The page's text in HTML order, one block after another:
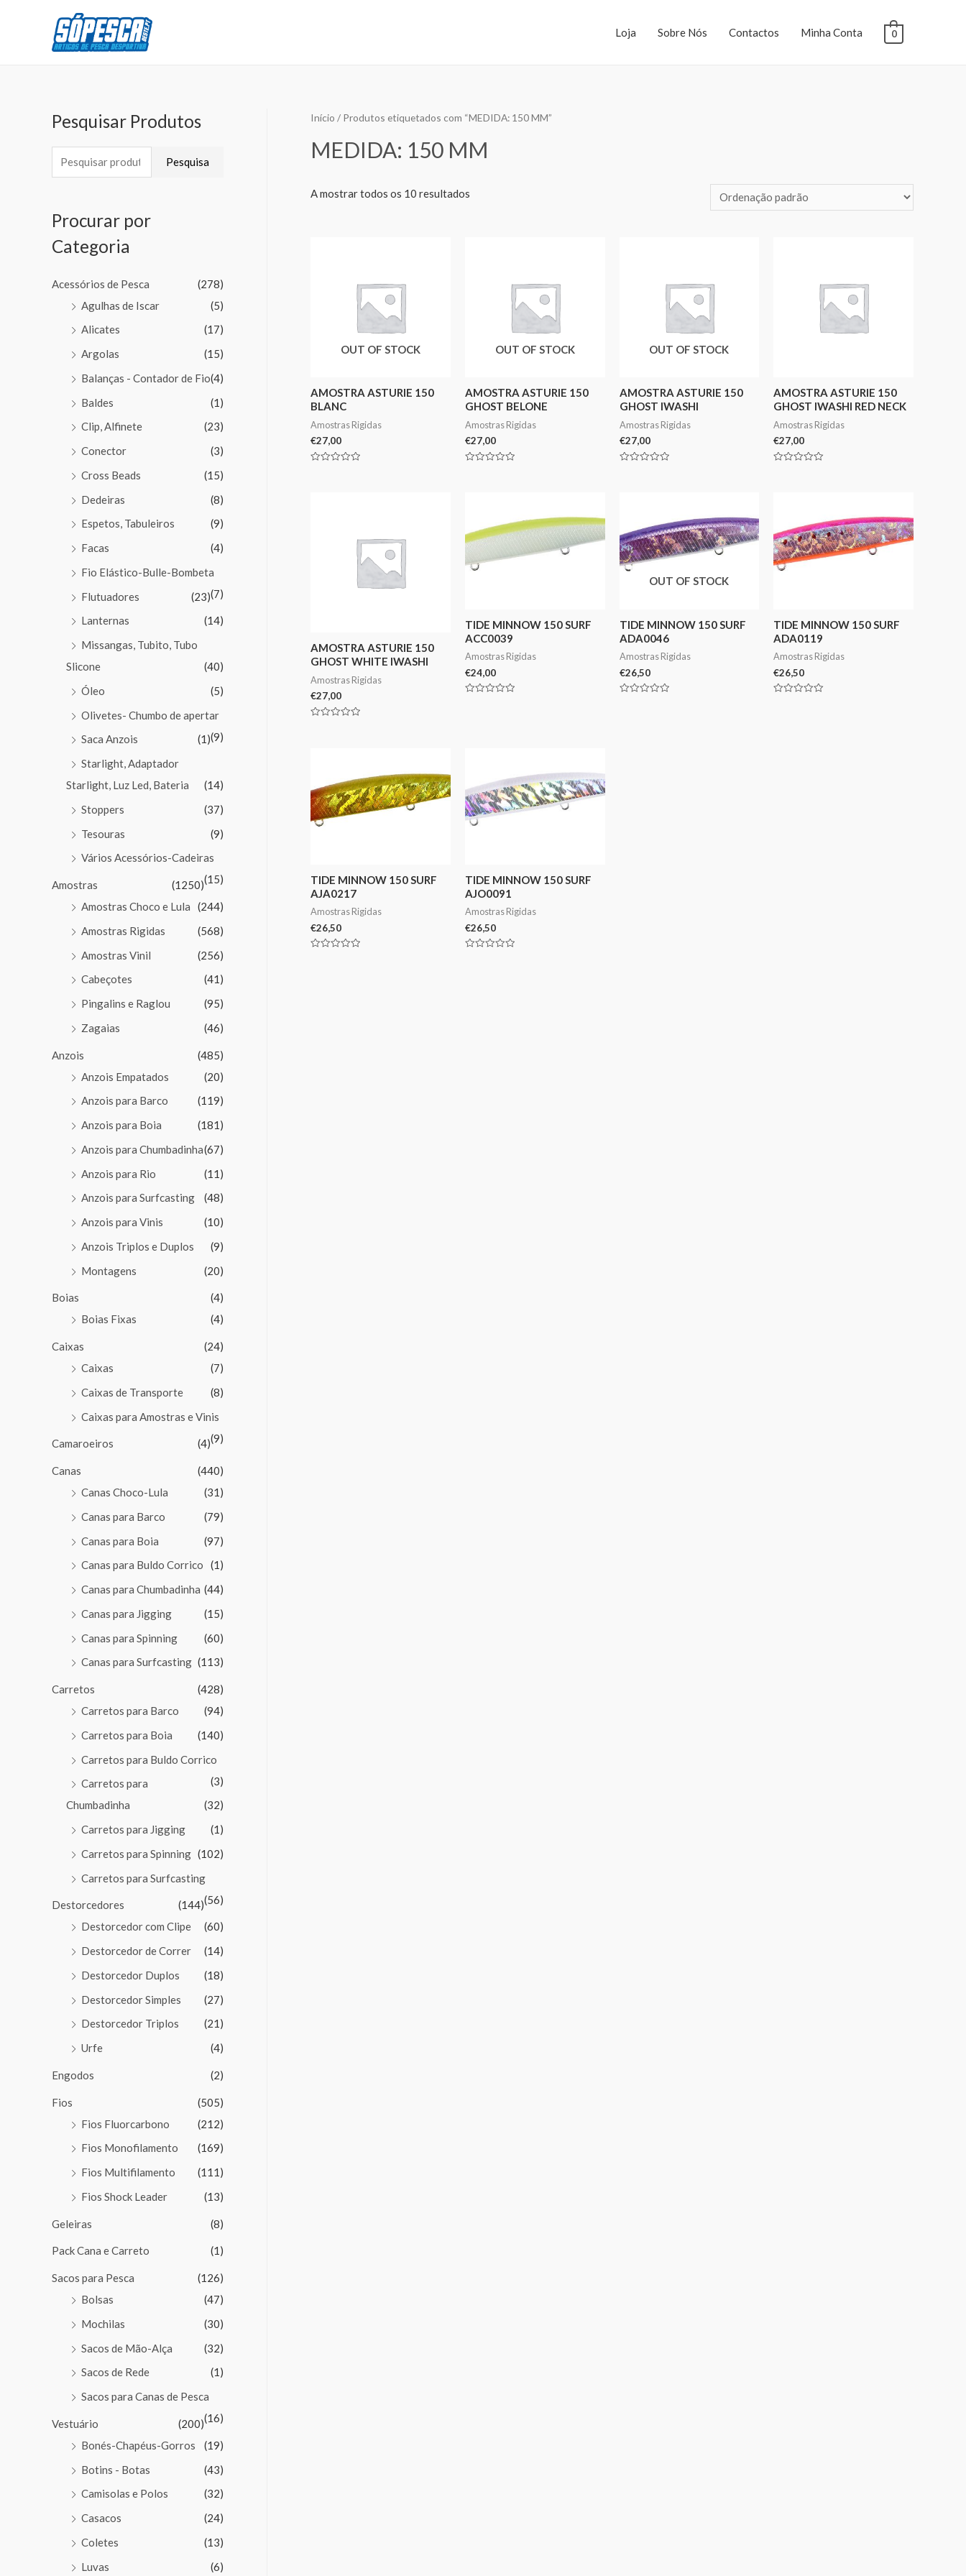
Loja Sobre Nós Contactos Minha Conta 0
Pesquisar Produtos
Pesquisa
Procurar por
Categoria
Acessórios de Pesca
(278)
Agulhas de Iscar
(5)
Alicates
(17)
Argolas
(15)
Balanças - Contador de Fio(4)
Baldes
(1)
Clip, Alfinete
(23)
Conector
(3)
Cross Beads
(15)
Dedeiras
(8)
Espetos, Tabuleiros
(9)
Facas
(4)
Fio Elástico-Bulle-Bombeta
(7)
Flutuadores
(23)
Lanternas
(14)
Missangas, Tubito, Tubo
Slicone
(40)
Óleo
(5)
Olivetes- Chumbo de apertar
(9)
Saca Anzois
(1)
Starlight, Adaptador
Starlight, Luz Led, Bateria
(14)
Stoppers
(37)
Tesouras
(9)
Vários Acessórios-Cadeiras
(15)
Amostras
(1250)
Amostras Choco e Lula
(244)
Amostras Rigidas
(568)
Amostras Vinil
(256)
Cabeçotes
(41)
Pingalins e Raglou
(95)
Zagaias
(46)
Anzois
(485)
Anzois Empatados
(20)
Anzois para Barco
(119)
Anzois para Boia
(181)
Anzois para Chumbadinha(67)
Anzois para Rio
(11)
Anzois para Surfcasting
(48)
Anzois para Vinis
(10)
Anzois Triplos e Duplos
(9)
Montagens
(20)
Boias
(4)
Boias Fixas
(4)
Caixas
(24)
Caixas
(7)
Caixas de Transporte
(8)
Caixas para Amostras e Vinis
(9)
Camaroeiros (4)
Canas
(440)
Canas Choco-Lula
(31)
Canas para Barco
(79)
Canas para Boia
(97)
Canas para Buldo Corrico
(1)
Canas para Chumbadinha (44)
Canas para Jigging
(15)
Canas para Spinning
(60)
Canas para Surfcasting (113)
Carretos
(428)
Carretos para Barco
(94)
Carretos para Boia
(140)
Carretos para Buldo Corrico
(3)
Carretos para
Chumbadinha
(32)
Carretos para Jigging
(1)
Carretos para Spinning (102)
Carretos para Surfcasting
(56)
Destorcedores
(144)
Destorcedor com Clipe
(60)
Destorcedor de Correr
(14)
Destorcedor Duplos
(18)
Destorcedor Simples
(27)
Destorcedor Triplos
(21)
Urfe
(4)
Engodos (2)
Fios
(505)
Fios Fluorcarbono
(212)
Fios Monofilamento
(169)
Fios Multifilamento
(111)
Fios Shock Leader
(13)
Geleiras (8)
Pack Cana e Carreto (1)
Sacos para Pesca
(126)
Bolsas
(47)
Mochilas
(30)
Sacos de Mão-Alça
(32)
Sacos de Rede
(1)
Sacos para Canas de Pesca
(16)
Vestuário
(200)
Bonés-Chapéus-Gorros
(19)
Botins - Botas
(43)
Camisolas e Polos
(32)
Casacos
(24)
Coletes
(13)
Luvas
(6)
Início / Produtos etiquetados com “MEDIDA: 150 MM”
MEDIDA: 150 MM
A mostrar todos os 10 resultados
OUT OF STOCK
AMOSTRA ASTURIE 150
BLANC
Amostras Rigidas
€27,00
OUT OF STOCK
AMOSTRA ASTURIE 150
GHOST BELONE
Amostras Rigidas
€27,00
OUT OF STOCK
AMOSTRA ASTURIE 150
GHOST IWASHI
Amostras Rigidas
€27,00
AMOSTRA ASTURIE 150
GHOST IWASHI RED NECK
Amostras Rigidas
€27,00
AMOSTRA ASTURIE 150
GHOST WHITE IWASHI
Amostras Rigidas
€27,00
TIDE MINNOW 150 SURF
ACC0039
Amostras Rigidas
€24,00
OUT OF STOCK
TIDE MINNOW 150 SURF
ADA0046
Amostras Rigidas
€26,50
TIDE MINNOW 150 SURF
ADA0119
Amostras Rigidas
€26,50
TIDE MINNOW 150 SURF
AJA0217
Amostras Rigidas
€26,50
TIDE MINNOW 150 SURF
AJO0091
Amostras Rigidas
€26,50